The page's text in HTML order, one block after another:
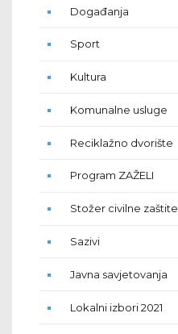
Događanja
Sport
Kultura
Komunalne usluge
Reciklažno dvorište
Program ZAŽELI
Stožer civilne zaštite
Sazivi
Javna savjetovanja
Lokalni izbori 2021